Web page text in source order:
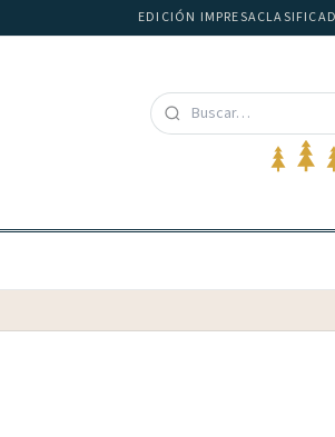
EDICIÓN IMPRESA